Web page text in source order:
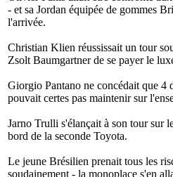
- et sa Jordan équipée de gommes
l'arrivée.
Christian Klien réussissait un tour
Zsolt Baumgartner de se payer le
Giorgio Pantano ne concédait que 4
pouvait certes pas maintenir sur
Jarno Trulli s'élançait à son tour sur
bord de la seconde Toyota.
Le jeune Brésilien prenait tous les
soudainement - la monoplace s'en